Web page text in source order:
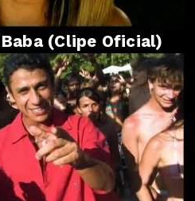
(Clipe Oficial)